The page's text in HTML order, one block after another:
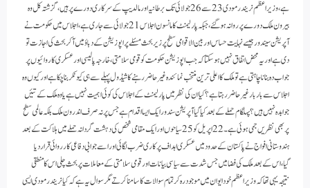
ہے،وزیراعظم نریندر مودی 23 سے 26 جولائی تک برطانیہ اور مالدیپ کے سرکاری دورے پر ہیں،گزشتہ کل وہ
بیرون ملک دورے پر روانہ ہو گئے،جبکہ پارلیمنٹ کا مانسون اجلاس 21 جولائی سے جاری ہے،اجلاس میں حکومت نے
آپریشن سیندور جیسے نہایت حساس اور بین الاقوامی سطح پر زیر بحث مسئلے پر اپوزیشن کے دباؤ میں آ کر بحث کی اجازت تو
دی ہے اور یہ محض اتفاق نہیں ہوسکتا کہ جب اپوزیشن حکومت کو قومی سلامتی،خارجہ پالیسی اور عسکری کاروائیوں پر
جواب دہ بنانا چاہتی ہے تو ملک کا اعلی ترین منتخب نمائندہ غیر حاضر رہنے کا شیڈول پہلے سے ہی کیونکر بنا چکا ہے اور کیوں وہ
اجلاس سے بار بار غیر حاضر رہتا ہے؟ کیا ان کی نظر میں پارلیمنٹ کے اجلاس کی کوئی اہمیت نہیں ہے یا وہ ملک کے تئیں
جوابدہ نہیں ہیں؟ پہلگام حملے کے بعد کیا گیا آپریشن سندور ایک ایسا اقدام ہے جس پر نہ صرف اندرون ملک بلکہ عالمی سطح
پر بھی نظریں جمی ہوئی ہے۔ 22 اپریل کو 25 سیاحوں اور ایک مقامی شخص کی دہشت گردانہ حملے میں ہلاکت کے بعد
ہندوستانی افواج نے پاکستان کے حدود میں عسکری اہداف پر کاری ضرب لگائی اور اسے جوابی دفاعی کارروائی قرار دیا
گیا،اس کے بعد ملک کی فضا میں جس شدت سے سیاسی بیانات اور قومی سلامتی کے معاملات پر بحث چلی اس کا منطقی
نتیجہ یہی تھا کہ وزیراعظم خود ایوان میں موجود رہ کر تمام سوالات کا سامنا کرتے مگر سوال یہ ہے کہ کیا نریندر مودی ایسی